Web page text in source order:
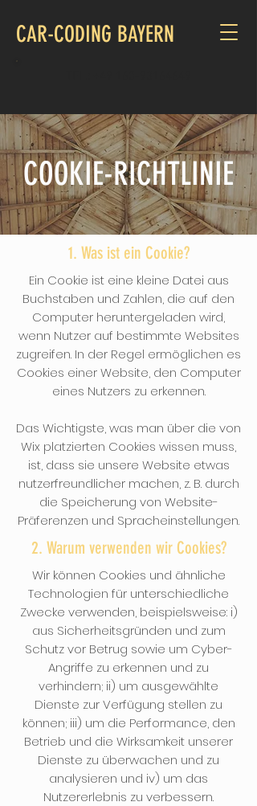
CAR-CODING BAYERN
COOKIE-RICHTLINIE
1. Was ist ein Cookie?
Ein Cookie ist eine kleine Datei aus
Buchstaben und Zahlen, die auf den
Computer heruntergeladen wird,
wenn Nutzer auf bestimmte Websites
zugreifen. In der Regel ermöglichen es
Cookies einer Website, den Computer
eines Nutzers zu erkennen.
Das Wichtigste, was man über die von
Wix platzierten Cookies wissen muss,
ist, dass sie unsere Website etwas
nutzerfreundlicher machen, z. B. durch
die Speicherung von Website-
Präferenzen und Spracheinstellungen.
2. Warum verwenden wir Cookies?
Wir können Cookies und ähnliche
Technologien für unterschiedliche
Zwecke verwenden, beispielsweise: i)
aus Sicherheitsgründen und zum
Schutz vor Betrug sowie um Cyber-
Angriffe zu erkennen und zu
verhindern; ii) um ausgewählte
Dienste zur Verfügung stellen zu
können; iii) um die Performance, den
Betrieb und die Wirksamkeit unserer
Dienste zu überwachen und zu
analysieren und iv) um das
Nutzererlebnis zu verbessern.